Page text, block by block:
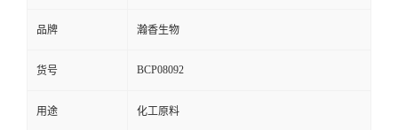
品牌 瀚香生物
货号 BCP08092
用途 化工原料